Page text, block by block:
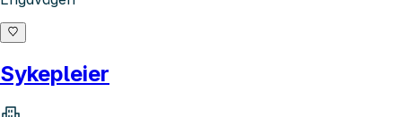
Sykepleier